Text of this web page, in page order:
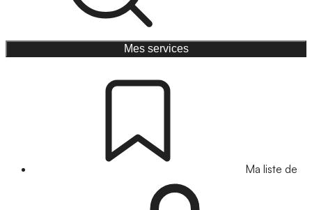
Mes services
Ma liste de